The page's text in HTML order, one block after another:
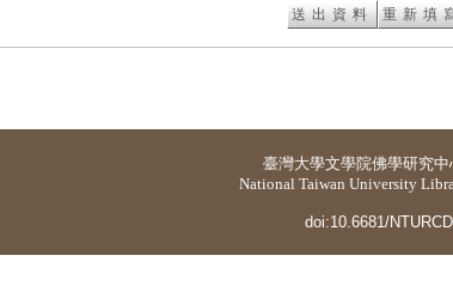
臺灣大學文學院佛學研究中
National Taiwan University
doi:10.6681/